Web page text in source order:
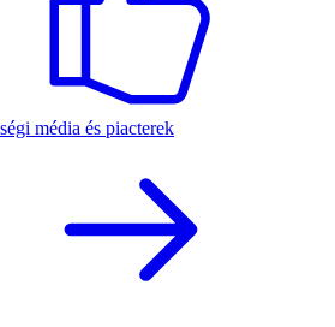
média és piacterek